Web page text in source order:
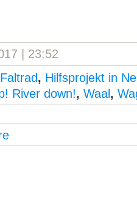
| 23:52
Faltrad, Hilfsprojekt in
River down!, Waal ,